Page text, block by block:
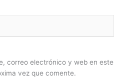
correo electrónico y web en este
vez que comente.